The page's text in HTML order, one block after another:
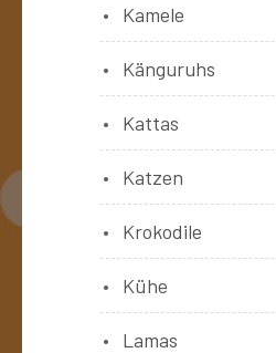
Kamele
Känguruhs
Kattas
Katzen
Krokodile
Kühe
Lamas